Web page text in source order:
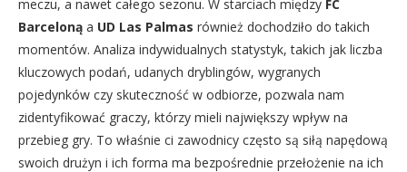
meczu, a nawet całego sezonu. W starciach między FC
Barceloną a UD Las Palmas również dochodziło do takich
momentów. Analiza indywidualnych statystyk, takich jak liczba
kluczowych podań, udanych dryblingów, wygranych
pojedynków czy skuteczność w odbiorze, pozwala nam
zidentyfikować graczy, którzy mieli największy wpływ na
przebieg gry. To właśnie ci zawodnicy często są siłą napędową
swoich drużyn i ich forma ma bezpośrednie przełożenie na ich